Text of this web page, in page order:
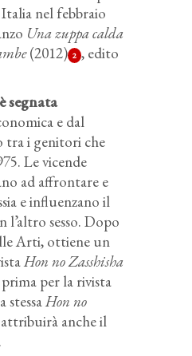
nel febbraio
Una zuppa calda
(2012) 2 , edito
segnata
e dal
i genitori che
Le vicende
ad affrontare e
e influenzano il
sesso. Dopo
Arti, ottiene un
Hon no Zasshisha
prima per la rivista
stessaHon no
anche il